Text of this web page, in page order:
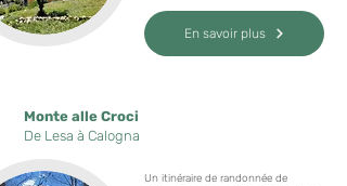
En savoir plus
Monte alle Croci
De Lesa à Calogna
Un itinéraire de randonnée de